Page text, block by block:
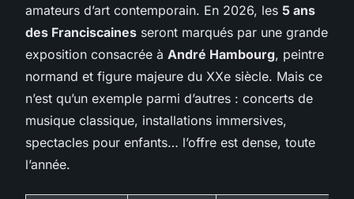
amateurs d’art contemporain. En 2026, les 5 ans
des Franciscaines seront marqués par une grande
exposition consacrée à André Hambourg, peintre
normand et figure majeure du XXe siècle. Mais ce
n’est qu’un exemple parmi d’autres : concerts de
musique classique, installations immersives,
spectacles pour enfants… l’offre est dense, toute
l’année.